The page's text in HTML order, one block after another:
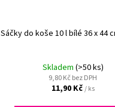
Sáčky do koše 10 l bílé 36 x 44
Skladem (>50 ks)
9,80 Kč bez DPH
11,90 Kč/ ks